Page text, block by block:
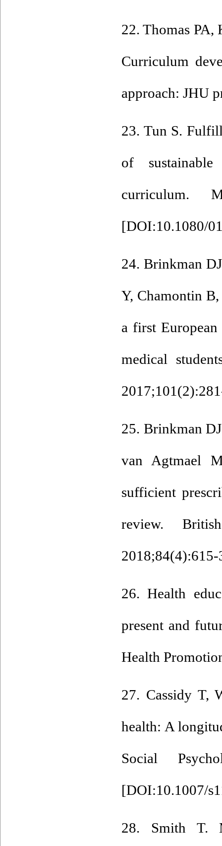
22. Thomas PA,
Curriculum
approach: JHU
23. Tun S.
of
curriculum.
[DOI:10.1080/
24. Brinkman
Y, Chamontin
a first European
medical
25. Brinkman
van Agtmael
sufficient
review.
26. Health
present and
Health
27. Cassidy T,
health: A
Social
[DOI:10.1007/
28. Smith T.